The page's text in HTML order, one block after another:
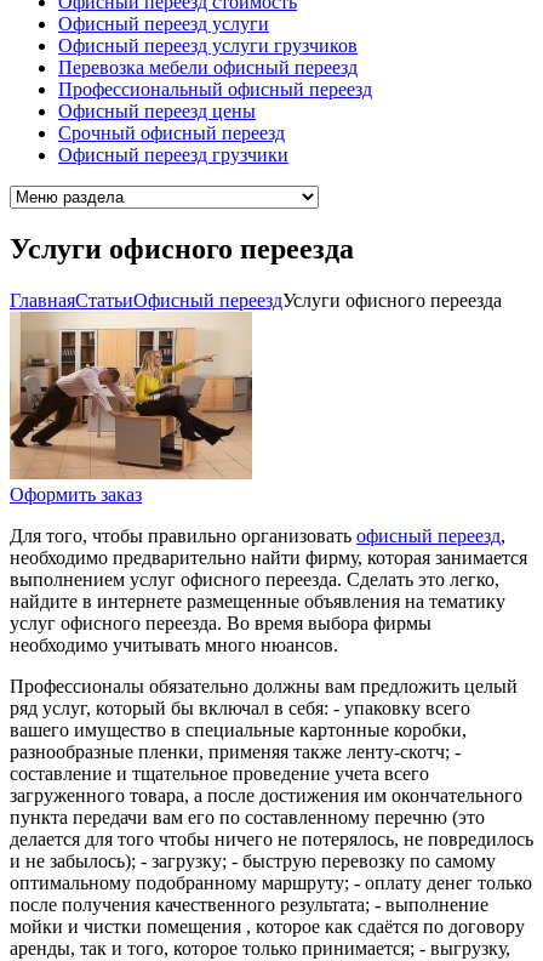
Офисный переезд услуги
Офисный переезд услуги грузчиков
Перевозка мебели офисный переезд
Профессиональный офисный переезд
Офисный переезд цены
Срочный офисный переезд
Офисный переезд грузчики
Услуги офисного переезда
ГлавнаяCтатьиОфисный переездУслуги офисного переезда
Оформить заказ
Для того, чтобы правильно организовать офисный переезд,
необходимо предварительно найти фирму, которая занимается
выполнением услуг офисного переезда. Сделать это легко,
найдите в интернете размещенные объявления на тематику
услуг офисного переезда. Во время выбора фирмы
необходимо учитывать много нюансов.
Профессионалы обязательно должны вам предложить целый
ряд услуг, который бы включал в себя: - упаковку всего
вашего имущество в специальные картонные коробки,
разнообразные пленки, применяя также ленту-скотч; -
составление и тщательное проведение учета всего
загруженного товара, а после достижения им окончательного
пункта передачи вам его по составленному перечню (это
делается для того чтобы ничего не потерялось, не повредилось
и не забылось); - загрузку; - быструю перевозку по самому
оптимальному подобранному маршруту; - оплату денег только
после получения качественного результата; - выполнение
мойки и чистки помещения , которое как сдаётся по договору
аренды, так и того, которое только принимается; - выгрузку,